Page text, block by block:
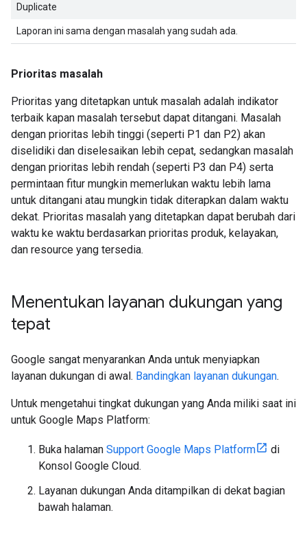
Duplicate
Laporan ini sama dengan masalah yang sudah ada.
Prioritas masalah
Prioritas yang ditetapkan untuk masalah adalah indikator
terbaik kapan masalah tersebut dapat ditangani. Masalah
dengan prioritas lebih tinggi (seperti P1 dan P2) akan
diselidiki dan diselesaikan lebih cepat, sedangkan masalah
dengan prioritas lebih rendah (seperti P3 dan P4) serta
permintaan fitur mungkin memerlukan waktu lebih lama
untuk ditangani atau mungkin tidak diterapkan dalam waktu
dekat. Prioritas masalah yang ditetapkan dapat berubah dari
waktu ke waktu berdasarkan prioritas produk, kelayakan,
dan resource yang tersedia.
Menentukan layanan dukungan yang
tepat
Google sangat menyarankan Anda untuk menyiapkan
layanan dukungan di awal. Bandingkan layanan dukungan.
Untuk mengetahui tingkat dukungan yang Anda miliki saat ini
untuk Google Maps Platform:
Buka halaman Support Google Maps Platform
di
Konsol Google Cloud.
Layanan dukungan Anda ditampilkan di dekat bagian
bawah halaman.